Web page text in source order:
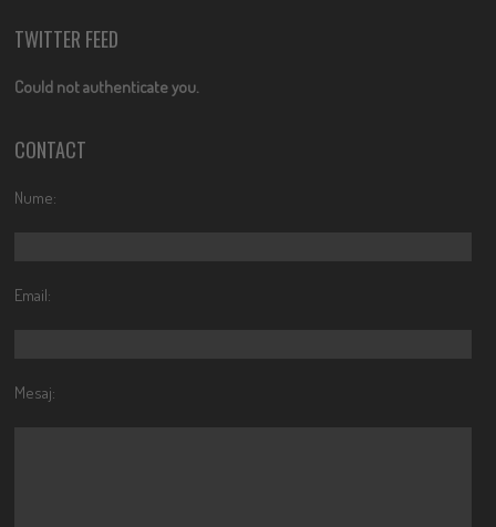
TWITTER FEED
Could not authenticate you.
CONTACT
Nume:
Email:
Mesaj: